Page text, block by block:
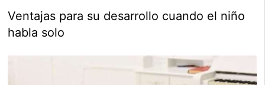
Ventajas para su desarrollo cuando el niño
habla solo